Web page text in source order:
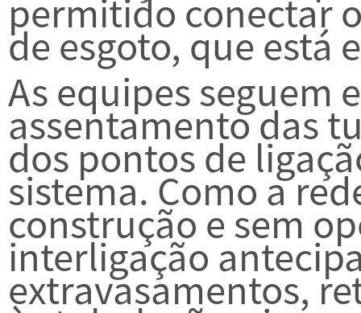
permitido conectar
de esgoto, que está
As equipes seguem
assentamento das
dos pontos de
sistema. Como a
construção e sem
interligação
extravasamentos,